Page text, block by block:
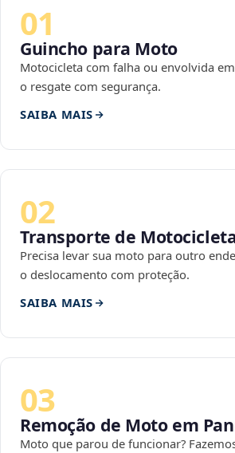
01
Guincho para Moto
Motocicleta com falha ou envolvida
o resgate com segurança.
SAIBA MAIS
02
Transporte de
Precisa levar sua moto para outro
o deslocamento com proteção.
SAIBA MAIS
03
Remoção de Moto em
Moto que parou de funcionar?